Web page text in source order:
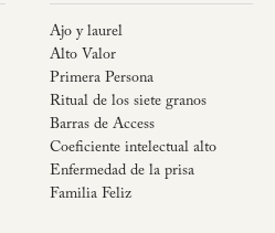
Ajo y laurel
Alto Valor
Primera Persona
Ritual de los siete granos
Barras de Access
Coeficiente intelectual alto
Enfermedad de la prisa
Familia Feliz